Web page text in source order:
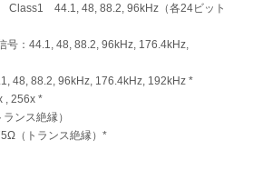
88.2, 96kHz（各24ビット
号：44.1, 48, 88.2, 96kHz, 176.4kHz,
48, 88.2, 96kHz, 176.4kHz, 192kHz *
, 256x *
ンス絶縁）
（トランス絶縁）*